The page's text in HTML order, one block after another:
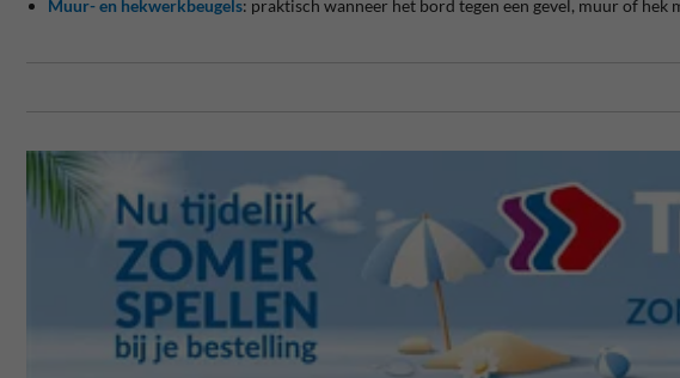
Muur- en hekwerkbeugels: praktisch wanneer het bord tegen een gevel, muur of hek